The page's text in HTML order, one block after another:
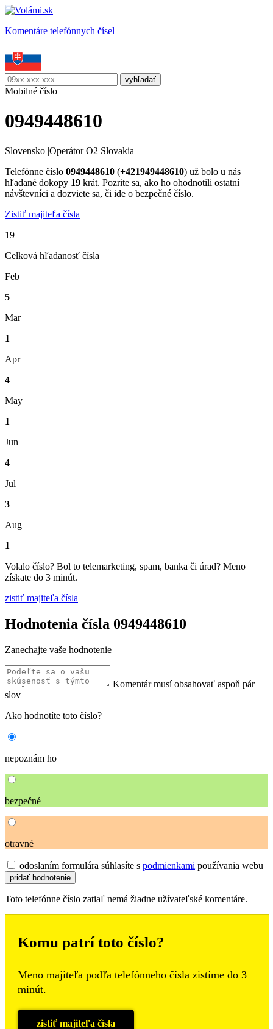
Komentáre telefónnych čísel
Mobilné číslo
0949448610
Slovensko |Operátor O2 Slovakia
Telefónne číslo 0949448610 (+421949448610) už bolo u nás
hľadané dokopy 19 krát. Pozrite sa, ako ho ohodnotili ostatní
návštevníci a dozviete sa, či ide o bezpečné číslo.
Zistiť majiteľa čísla
19
Celková hľadanosť čísla
Feb
5
Mar
1
Apr
4
May
1
Jun
4
Jul
3
Aug
1
Volalo číslo? Bol to telemarketing, spam, banka či úrad? Meno
získate do 3 minút.
zistiť majiteľa čísla
Hodnotenia čísla 0949448610
Zanechajte vaše hodnotenie
Komentár musí obsahovať aspoň pár
slov
Ako hodnotíte toto číslo?
nepoznám ho
bezpečné
otravné
odoslaním formulára súhlasíte s podmienkami používania webu
Toto telefónne číslo zatiaľ nemá žiadne užívateľské komentáre.
Komu patrí toto číslo?
Meno majiteľa podľa telefónneho čísla zistíme do 3
minút.
zistiť majiteľa čísla